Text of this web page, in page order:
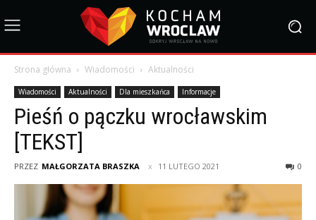
Strona główna Wiadomości Aktualności
Wiadomości Aktualności Dla mieszkańca Informacje
Pieśń o pączku wrocławskim
[TEKST]
PRZEZ MAŁGORZATA BRASZKA 11 LUTEGO 2021 0